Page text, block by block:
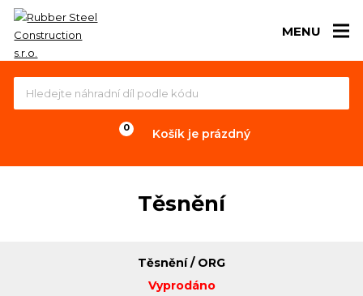
MENU
Košík je prázdný
Těsnění
Těsnění / ORG
Vyprodáno